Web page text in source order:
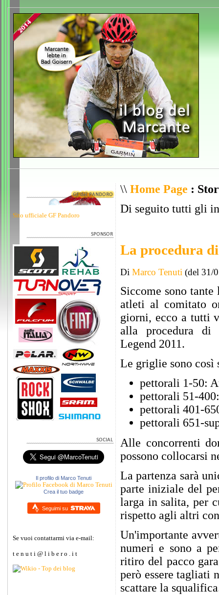
Sito ufficiale GF Pandoro
Il profilo di Marco Tenuti
Crea il tuo badge
Seguimi su
Se vuoi contattarmi via e-mail:
t e n u t i @ l i b e r o . i t
\\ Home Page :
Di seguito tutti gli
La procedura
Di Marco Tenuti (del 31/
Siccome sono tante
atleti al comitato
giorni, ecco a tutti
alla procedura di
Legend 2011.
Le griglie sono così
pettorali 1-50:
pettorali 51-
pettorali 401-
pettorali 651-
Alle concorrenti
possono collocarsi
La partenza sarà
parte iniziale del
larga in salita, per
rispetto agli altri
Un'importante
numeri e sono a
ritiro del pacco
però essere tagliati
scattare la